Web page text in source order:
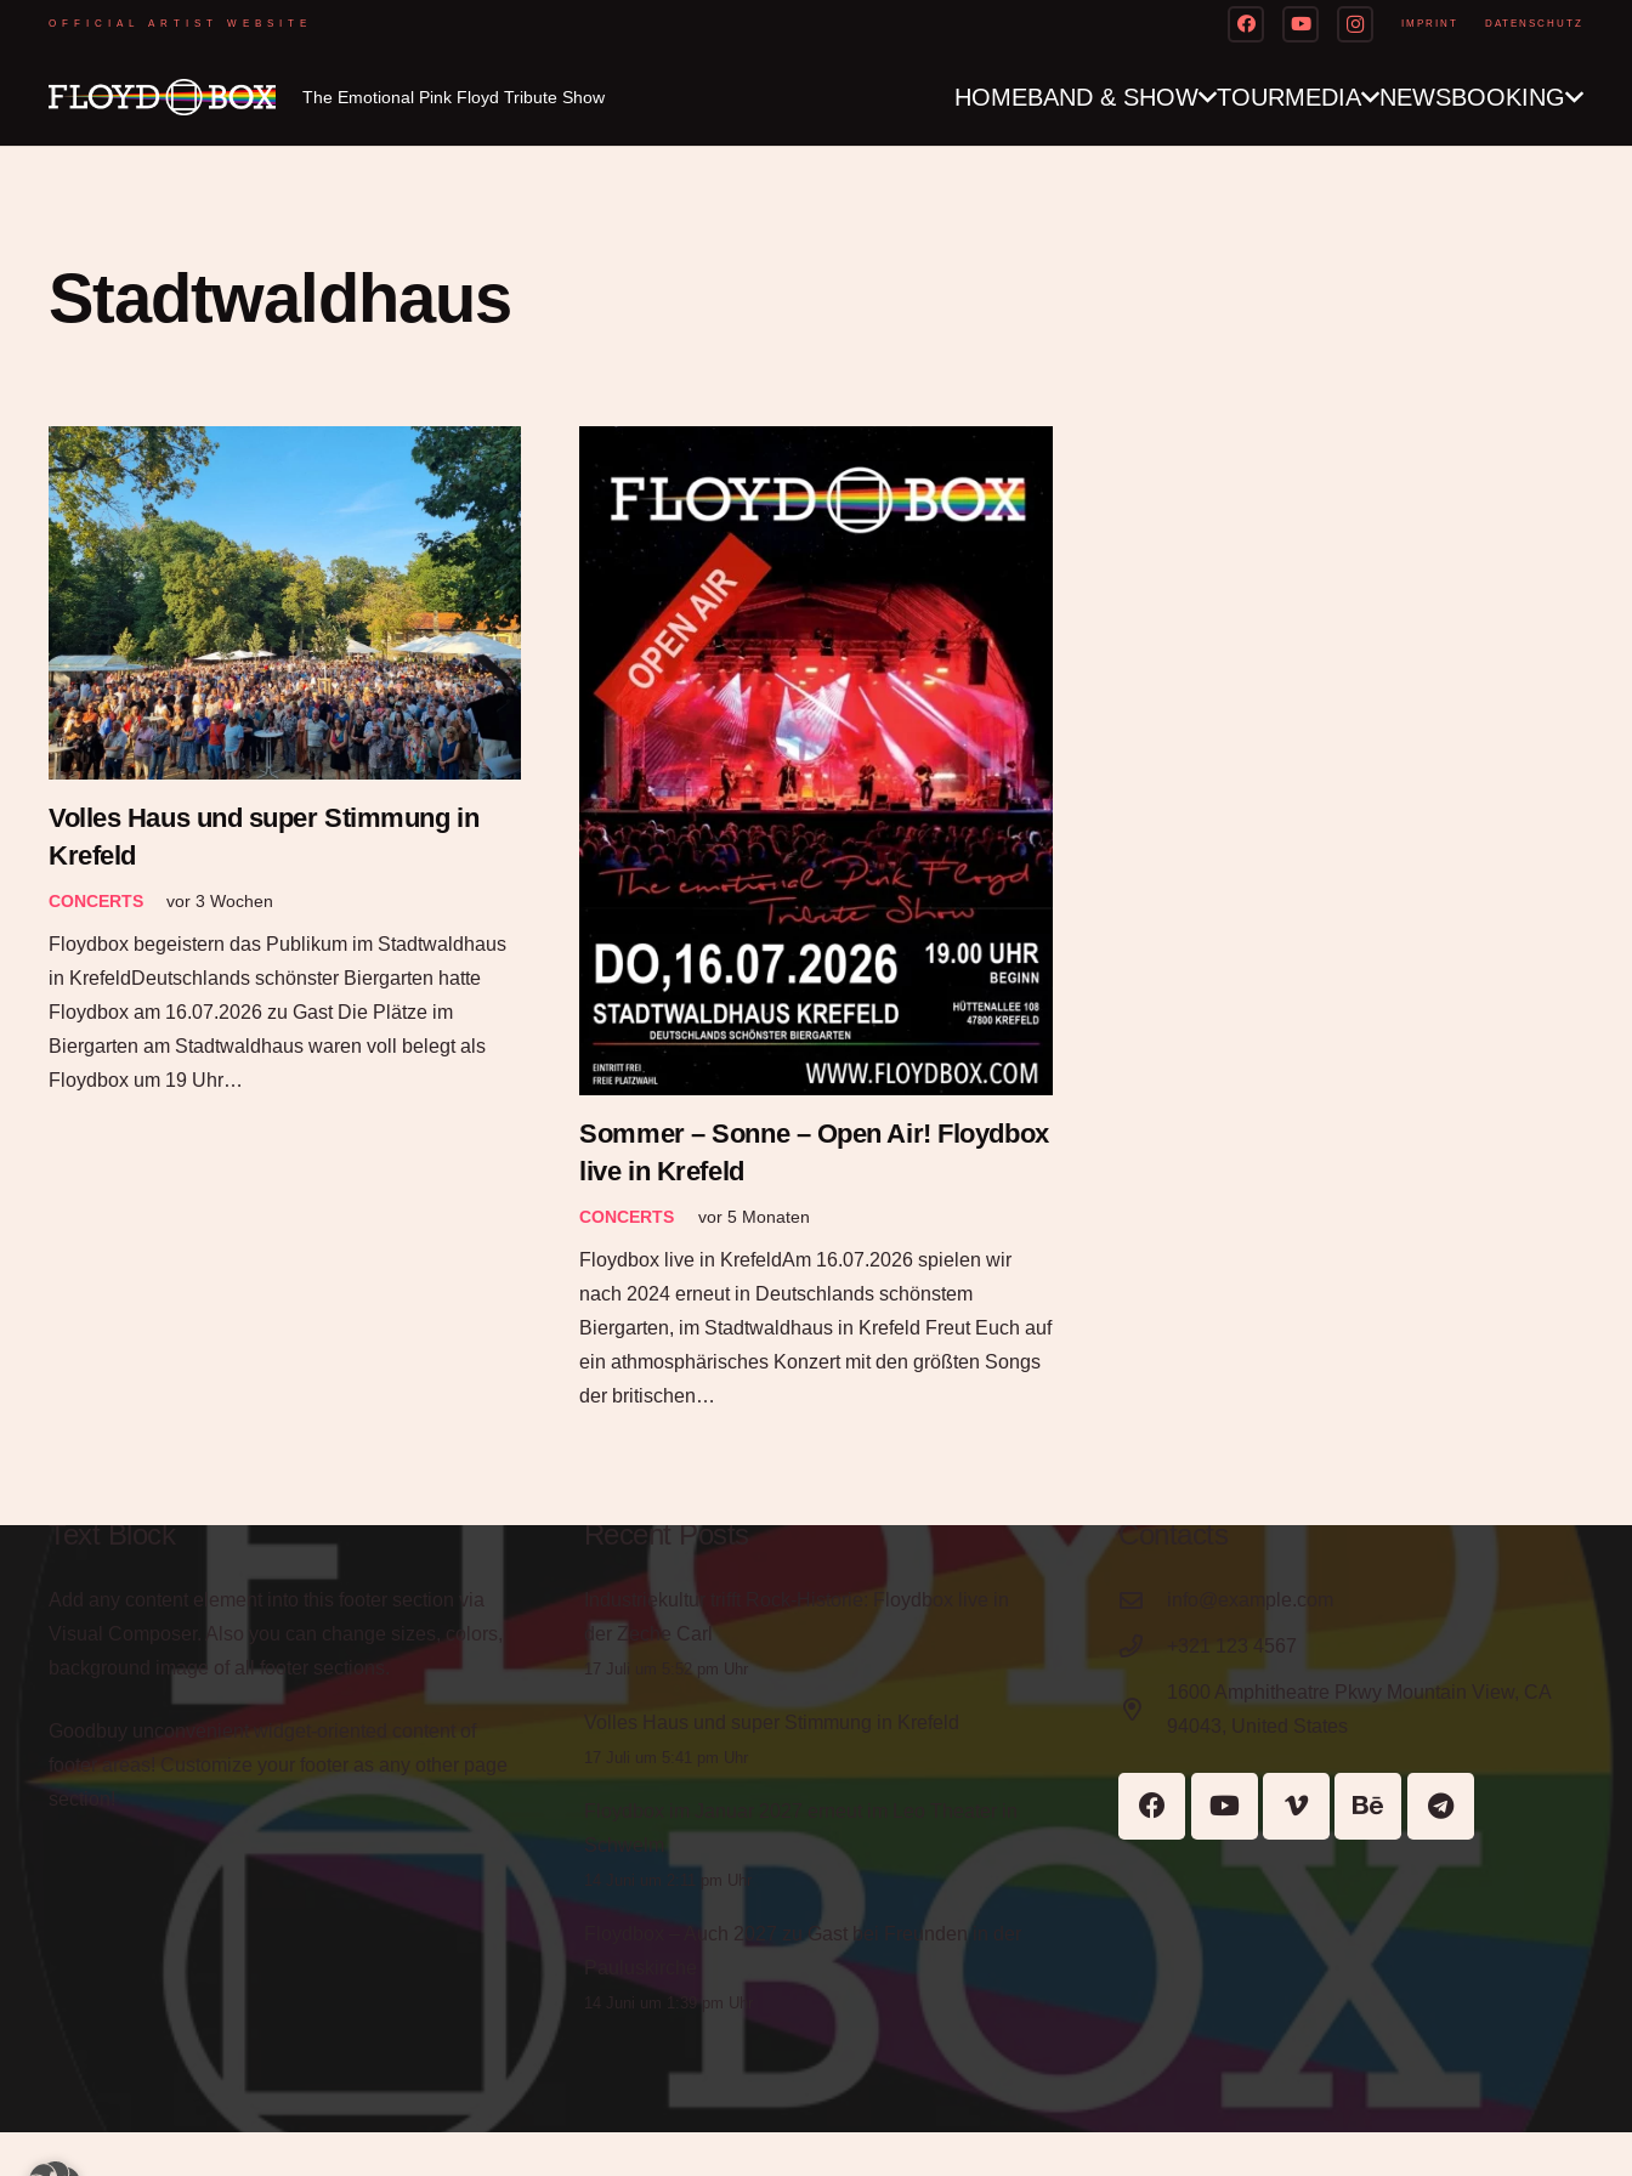
OFFICIAL ARTIST WEBSITE IMPRINT DATENSCHUTZ
The Emotional Pink Floyd Tribute Show HOMEBAND & SHOW TOURMEDIA NEWSBOOKING
Stadtwaldhaus
Volles Haus und super Stimmung in
Krefeld
CONCERTS vor 3 Wochen
Floydbox begeistern das Publikum im Stadtwaldhaus
in KrefeldDeutschlands schönster Biergarten hatte
Floydbox am 16.07.2026 zu Gast Die Plätze im
Biergarten am Stadtwaldhaus waren voll belegt als
Floydbox um 19 Uhr…
Sommer – Sonne – Open Air! Floydbox
live in Krefeld
CONCERTS vor 5 Monaten
Floydbox live in KrefeldAm 16.07.2026 spielen wir
nach 2024 erneut in Deutschlands schönstem
Biergarten, im Stadtwaldhaus in Krefeld Freut Euch auf
ein athmosphärisches Konzert mit den größten Songs
der britischen…
Text Block
Add any content element into this footer section via
Visual Composer. Also you can change sizes, colors,
background image of all footer sections.
Goodbuy unconvenient widget-oriented content of
footer areas! Customize your footer as any other page
section!
Recent Posts
Industriekultur trifft Rock-Historie: Floydbox live in
der Zeche Carl
17 Juli um 5:52 pm Uhr
Schwelm
14 Juni um 2:11 pm Uhr
Floydbox – Auch 2027 zu Gast bei Freunden in der
Pauluskirche
14 Juni um 1:39 pm Uhr
Contacts
info@example.com
+321 123 4567
1600 Amphitheatre Pkwy Mountain View, CA